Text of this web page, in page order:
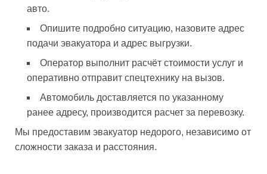
авто.
Опишите подробно ситуацию, назовите адрес
подачи эвакуатора и адрес выгрузки.
Оператор выполнит расчёт стоимости услуг и
оперативно отправит спецтехнику на вызов.
Автомобиль доставляется по указанному
ранее адресу, производится расчет за перевозку.
Мы предоставим эвакуатор недорого, независимо от
сложности заказа и расстояния.